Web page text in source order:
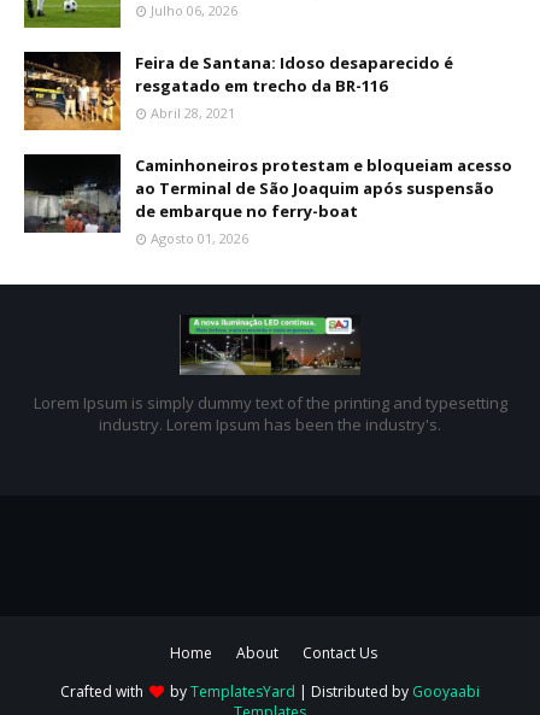
Julho 06, 2026
Feira de Santana: Idoso desaparecido é
resgatado em trecho da BR-116
Abril 28, 2021
Caminhoneiros protestam e bloqueiam acesso
ao Terminal de São Joaquim após suspensão
de embarque no ferry-boat
Agosto 01, 2026
Lorem Ipsum is simply dummy text of the printing and typesetting
industry. Lorem Ipsum has been the industry's.
Home About
Contact Us
Crafted with
byTemplatesYard | Distributed by Gooyaabi